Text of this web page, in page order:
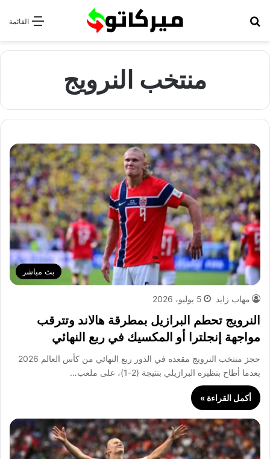
القائمة
منتخب النرويج
بث مباشر
مهاب زايد 5 يوليو، 2026
النرويج تحطم البرازيل بمطرقة هالاند وتترقب
مواجهة إنجلترا أو المكسيك في ربع النهائي
حجز منتخب النرويج مقعده في الدور ربع النهائي من كأس العالم 2026
بعدما أطاح بنظيره البرازيلي بنتيجة (2-1)، على ملعب…
أكمل القراءة »